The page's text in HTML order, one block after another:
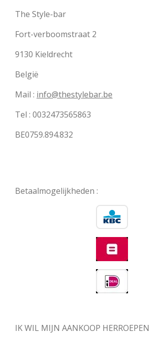
The Style-bar
Fort-verboomstraat 2
9130 Kieldrecht
België
Mail : info@thestylebar.be
Tel : 0032473565863
BE0759.894.832
Betaalmogelijkheden :
IK WIL MIJN AANKOOP HERROEPEN